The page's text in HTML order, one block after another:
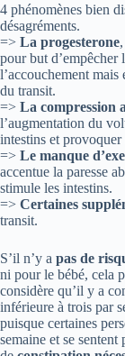
4 phénomènes bien
désagréments.
=> La progesterone
pour but d’empêcher
l’accouchement
du transit.
=> La compression
l’augmentation du
intestins et
=> Le manque
accentue la paresse
stimule les intestins.
=> Certaines
transit.
S’il n’y a pas de
ni pour le bébé, cela
considère qu’il y a
inférieure à trois par
puisque certaines
semaine et se